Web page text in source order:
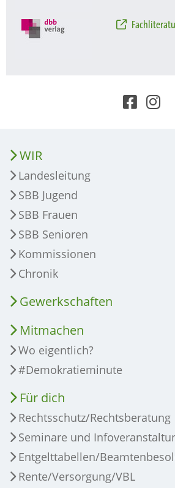
WIR
Landesleitung
SBB Jugend
SBB Frauen
SBB Senioren
Kommissionen
Chronik
Gewerkschaften
Mitmachen
Wo eigentlich?
#Demokratieminute
Für dich
Rechtsschutz/Rechtsberatung
Seminare und
Entgelttabellen/
Rente/Versorgung/VBL